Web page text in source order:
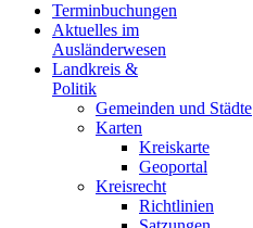
Terminbuchungen
Aktuelles im
Ausländerwesen
Landkreis &
Politik
Gemeinden und Städte
Karten
Kreiskarte
Geoportal
Kreisrecht
Richtlinien